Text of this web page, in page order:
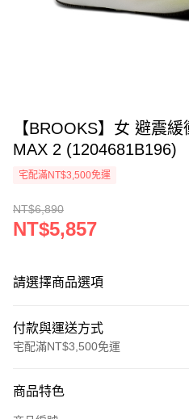
【BROOKS】女 避震
MAX 2 (1204681B196)
宅配滿NT$3,500免運
NT$6,890
NT$5,857
請選擇商品選項
付款與運送方式
宅配滿NT$3,500免運
信用卡一次付款
商品特色